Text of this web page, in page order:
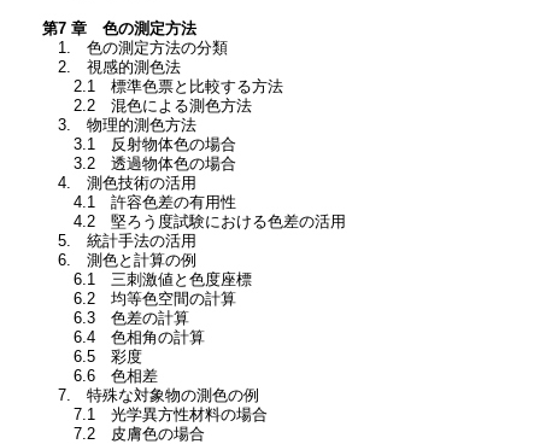
第7 章 色の測定方法
1. 色の測定方法の分類
2. 視感的測色法
2.1 標準色票と比較する方法
2.2 混色による測色方法
3. 物理的測色方法
3.1 反射物体色の場合
3.2 透過物体色の場合
4. 測色技術の活用
4.1 許容色差の有用性
4.2 堅ろう度試験における色差の活用
5. 統計手法の活用
6. 測色と計算の例
6.1 三刺激値と色度座標
6.2 均等色空間の計算
6.3 色差の計算
6.4 色相角の計算
6.5 彩度
6.6 色相差
7. 特殊な対象物の測色の例
7.1 光学異方性材料の場合
7.2 皮膚色の場合